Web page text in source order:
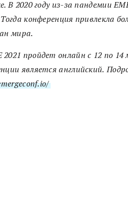
В 2020 году из-за пандемии
конференция привлекла
мира.
2021 пройдет онлайн с 12 по
является английский.